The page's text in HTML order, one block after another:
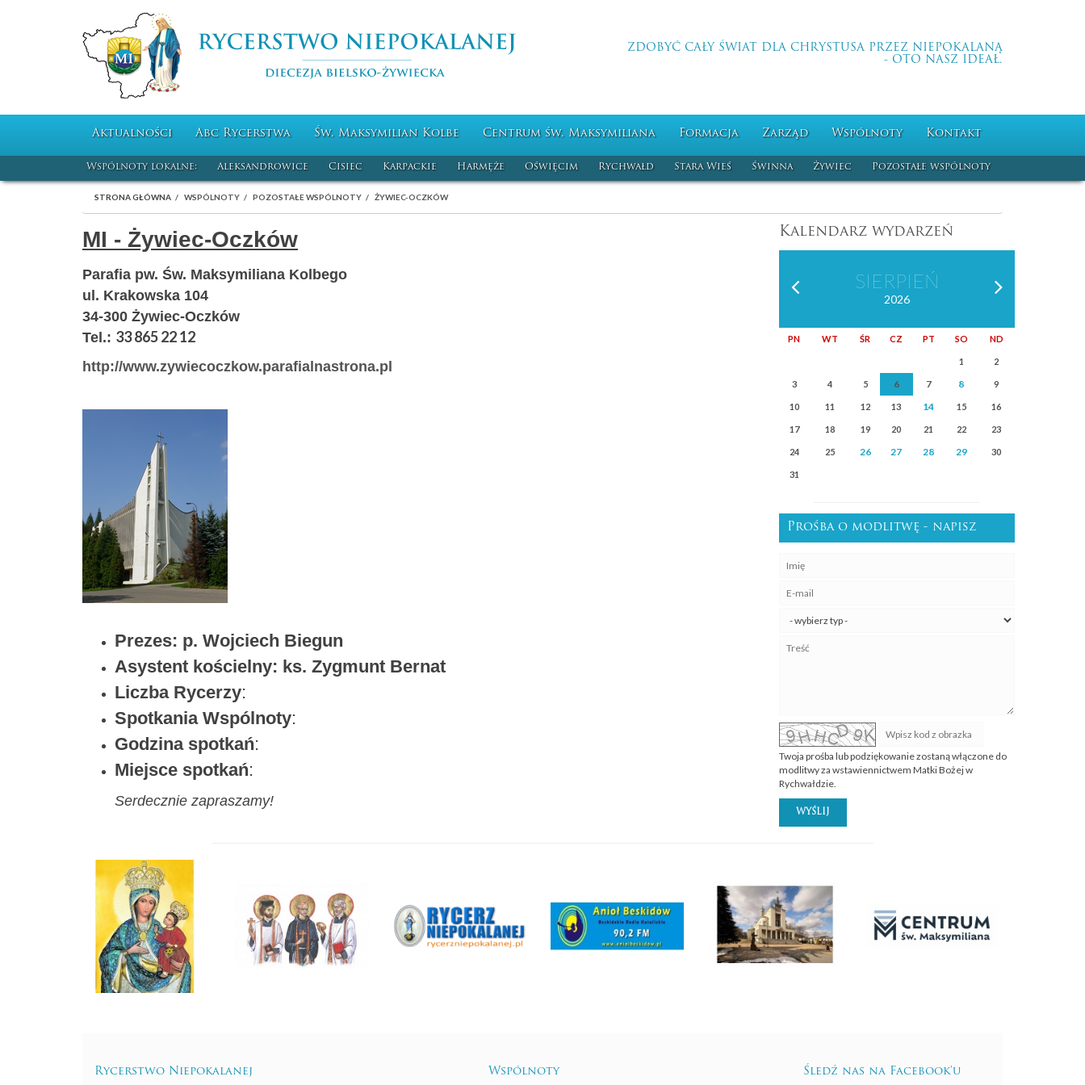
ZDOBYĆ CAŁY ŚWIAT DLA CHRYSTUSA PRZEZ NIEPOKALANĄ
- OTO NASZ IDEAŁ.
Aktualności Abc Rycerstwa Św. Maksymilian Kolbe Centrum św. Maksymiliana Formacja Zarząd Wspólnoty Kontakt
Wspólnoty lokalne: Aleksandrowice Cisiec Karpackie Harmęże Oświęcim Rychwałd Stara Wieś Świnna Żywiec Pozostałe wspólnoty
STRONA GŁÓWNA WSPÓLNOTY POZOSTAŁE WSPÓLNOTY ŻYWIEC-OCZKÓW
MI - Żywiec-Oczków
Parafia pw. Św. Maksymiliana Kolbego
ul. Krakowska 104
34-300 Żywiec-Oczków
Tel.: 33 865 22 12
http://www.zywiecoczkow.parafialnastrona.pl
Prezes: p. Wojciech Biegun
Asystent kościelny: ks. Zygmunt Bernat
Liczba Rycerzy:
Spotkania Wspólnoty:
Godzina spotkań:
Miejsce spotkań:
Serdecznie zapraszamy!
Kalendarz wydarzeń
SIERPIEŃ
2026
PN WT ŚR CZ PT SO ND
1 2
3 4 5 6 7 8 9
10 11 12 13 14 15 16
17 18 19 20 21 22 23
24 25 26 27 28 29 30
31
Prośba o modlitwę - napisz
Twoja prośba lub podziękowanie zostaną włączone do
modlitwy za wstawiennictwem Matki Bożej w
Rychwałdzie.
WYŚLIJ
Rycerstwo Niepokalanej Wspólnoty Śledź nas na Facebook'u